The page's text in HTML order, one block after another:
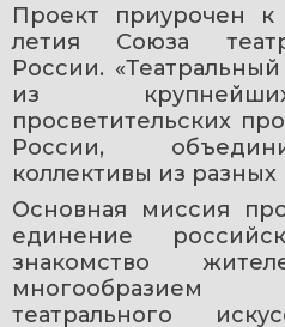
Проект приурочен к
летия Союза
России.
из
просветительских
России,
коллективы из
Основная миссия
единение
знакомство
многообразием
театрального